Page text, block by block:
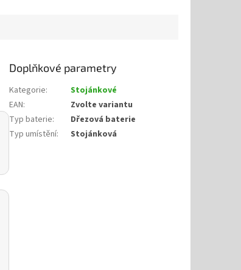
Doplňkové parametry
Kategorie:
Stojánkové
EAN:
Zvolte variantu
Typ baterie:
Dřezová baterie
Typ umístění: Stojánková